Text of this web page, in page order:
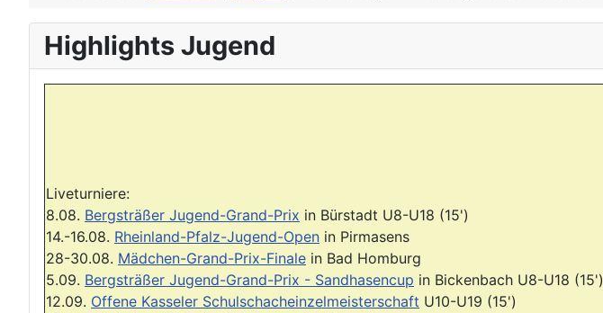
Highlights Jugend
Liveturniere:
8.08. Bergsträßer Jugend-Grand-Prix in Bürstadt U8-U18 (15')
14.-16.08. Rheinland-Pfalz-Jugend-Open in Pirmasens
28-30.08. Mädchen-Grand-Prix-Finale in Bad Homburg
5.09. Bergsträßer Jugend-Grand-Prix - Sandhasencup in Bickenbach U8-U18 (15')
12.09. Offene Kasseler Schulschacheinzelmeisterschaft U10-U19 (15')